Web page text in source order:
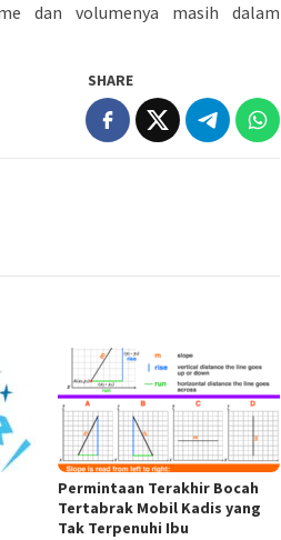
dan volumenya masih dalam
SHARE
Permintaan Terakhir Bocah
Tertabrak Mobil Kadis yang
Tak Terpenuhi Ibu